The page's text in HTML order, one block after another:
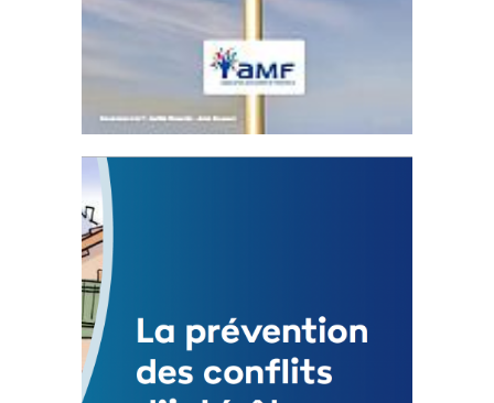
Statut de l’élu local
3 avril 2024
Mise à jour avril 2024
FEUILLETER